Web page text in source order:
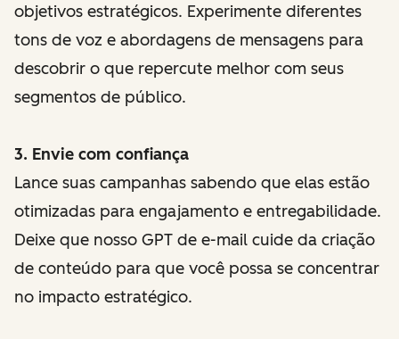
objetivos estratégicos. Experimente diferentes
tons de voz e abordagens de mensagens para
descobrir o que repercute melhor com seus
segmentos de público.
3. Envie com confiança
Lance suas campanhas sabendo que elas estão
otimizadas para engajamento e entregabilidade.
Deixe que nosso GPT de e-mail cuide da criação
de conteúdo para que você possa se concentrar
no impacto estratégico.